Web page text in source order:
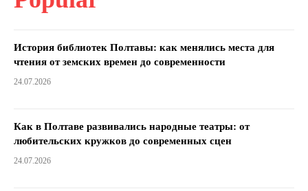
История библиотек Полтавы: как менялись места для
чтения от земских времен до современности
24.07.2026
Как в Полтаве развивались народные театры: от
любительских кружков до современных сцен
24.07.2026